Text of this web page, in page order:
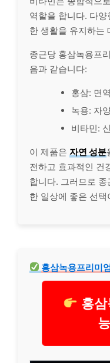
역할을 합니다. 다
한 생활을 유지하는
종근당 홍삼녹용프
음과 같습니다:
홍삼: 면
녹용: 자
비타민:
이 제품은 자연 성분
전하고 효과적인 건
합니다. 그러므로
한 일상에 좋은 선
홍삼녹용프리미
홍삼